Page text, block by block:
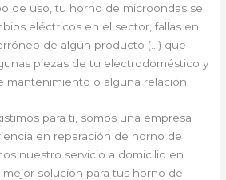
de uso, tu horno de microondas se
eléctricos en el sector, fallas en
de algún producto (…) que
piezas de tu electrodoméstico y
mantenimiento o alguna relación
para ti, somos una empresa
en reparación de horno de
nuestro servicio a domicilio en
solución para tus horno de